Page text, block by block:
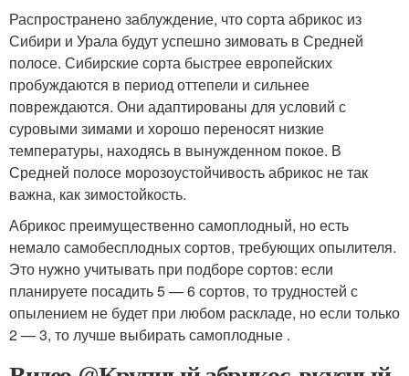
Распространено заблуждение, что сорта абрикос из
Сибири и Урала будут успешно зимовать в Средней
полосе. Сибирские сорта быстрее европейских
пробуждаются в период оттепели и сильнее
повреждаются. Они адаптированы для условий с
суровыми зимами и хорошо переносят низкие
температуры, находясь в вынужденном покое. В
Средней полосе морозоустойчивость абрикос не так
важна, как зимостойкость.
Абрикос преимущественно самоплодный, но есть
немало самобесплодных сортов, требующих опылителя.
Это нужно учитывать при подборе сортов: если
планируете посадить 5 — 6 сортов, то трудностей с
опылением не будет при любом раскладе, но если только
2 — 3, то лучше выбирать самоплодные .